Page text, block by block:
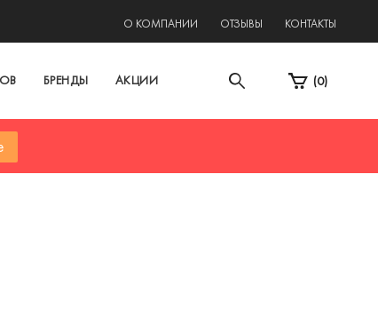
О КОМПАНИИ ОТЗЫВЫ КОНТАКТЫ
БРЕНДЫ АКЦИИ (0)